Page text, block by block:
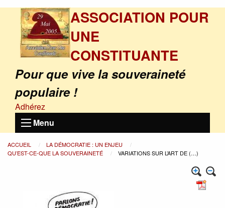
ASSOCIATION POUR
UNE
CONSTITUANTE
Pour que vive la souveraineté
populaire !
Adhérez
Menu
ACCUEIL
LA DÉMOCRATIE : UN ENJEU
QU’EST-CE-QUE LA SOUVERAINETÉ
VARIATIONS SUR L’ART DE (…)